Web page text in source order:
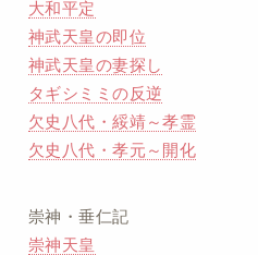
大和平定
神武天皇の即位
神武天皇の妻探し
タギシミミの反逆
欠史八代・綏靖～孝霊
欠史八代・孝元～開化
崇神・垂仁記
崇神天皇